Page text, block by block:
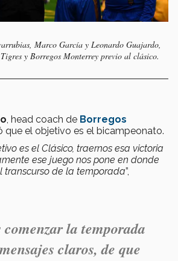
Marco García y Leonardo Guajardo,
y Borregos Monterrey previo al clásico.
, head coach de Borregos
que el objetivo es el bicampeonato.
es el Clásico, traernos esa victoria
ese juego nos pone en donde
transcurso de la temporada”,
comenzar la temporada
claros, de que